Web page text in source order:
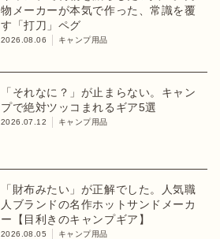
物メーカーが本気で作った、常識を覆
す「打刀」ペグ
2026.08.06 キャンプ用品
「それなに？」が止まらない。キャン
プで絶対ツッコまれるギア5選
2026.07.12 キャンプ用品
「財布みたい」が正解でした。人気職
人ブランドの名作ホットサンドメーカ
ー【目利きのキャンプギア】
2026.08.05 キャンプ用品